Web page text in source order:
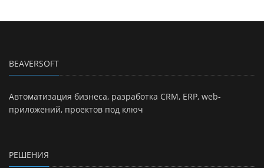
BEAVERSOFT
Автоматизация бизнеса, разработка СRM, ERP, web-
приложений, проектов под ключ
РЕШЕНИЯ